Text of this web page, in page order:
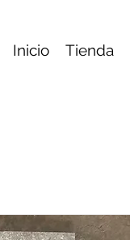
Inicio Tienda